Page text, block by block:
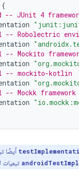
{
-- JUnit 4
-- Robolectric
Mockito
-- mockito-kotlin
Mockk framework
أيضًا
تبعيات